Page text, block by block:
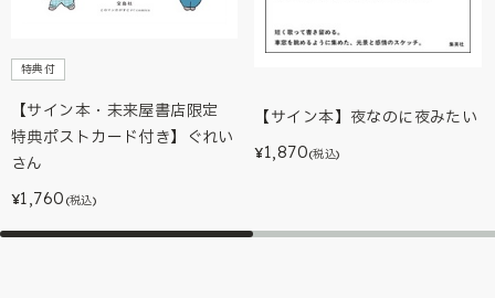
特典付
【サイン本・未来屋書店限定
特典ポストカード付き】ぐれい
さん
¥1,760 (税込)
【サイン本】夜なのに夜みたい
¥1,870(税込)